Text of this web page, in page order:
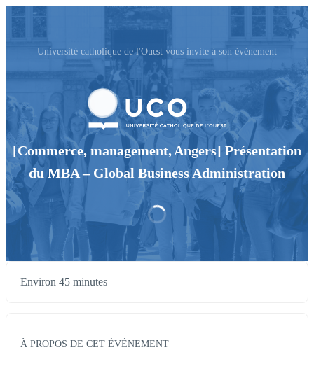
Université catholique de l'Ouest vous invite à son événement
[Commerce, management, Angers] Présentation
du MBA – Global Business Administration
Environ 45 minutes
À PROPOS DE CET ÉVÉNEMENT